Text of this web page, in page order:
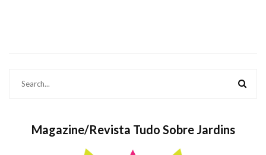
Magazine/Revista Tudo Sobre Jardins